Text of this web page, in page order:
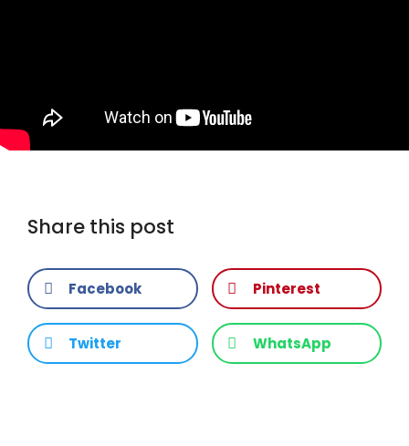
Share this post
Facebook Pinterest
Twitter WhatsApp